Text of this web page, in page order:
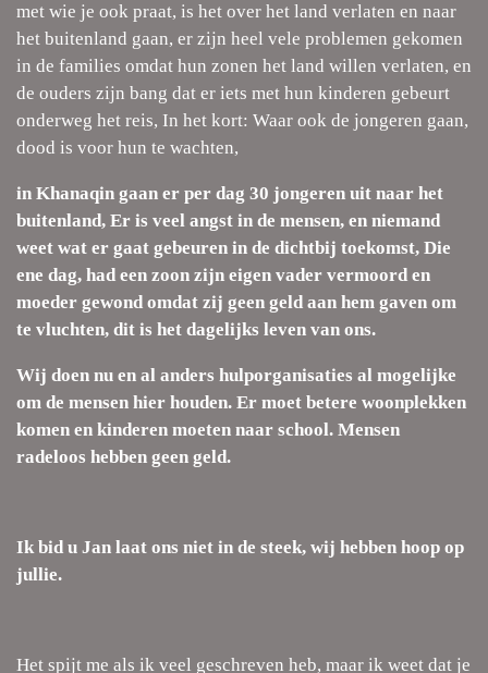
met wie je ook praat, is het over het land verlaten en naar
het buitenland gaan, er zijn heel vele problemen gekomen
in de families omdat hun zonen het land willen verlaten, en
de ouders zijn bang dat er iets met hun kinderen gebeurt
onderweg het reis, In het kort: Waar ook de jongeren gaan,
dood is voor hun te wachten,
in Khanaqin gaan er per dag 30 jongeren uit naar het
buitenland, Er is veel angst in de mensen, en niemand
weet wat er gaat gebeuren in de dichtbij toekomst, Die
ene dag, had een zoon zijn eigen vader vermoord en
moeder gewond omdat zij geen geld aan hem gaven om
te vluchten, dit is het dagelijks leven van ons.
Wij doen nu en al anders hulporganisaties al mogelijke
om de mensen hier houden. Er moet betere woonplekken
komen en kinderen moeten naar school. Mensen
radeloos hebben geen geld.
Ik bid u Jan laat ons niet in de steek, wij hebben hoop op
jullie.
Het spijt me als ik veel geschreven heb, maar ik weet dat je